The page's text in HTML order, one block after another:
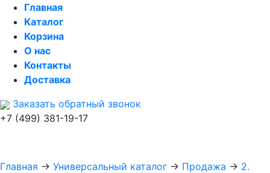
Главная
Каталог
Корзина
О нас
Контакты
Доставка
Заказать обратный звонок
+7 (499) 381-19-17
Главная → Универсальный каталог → Продажа → 2.